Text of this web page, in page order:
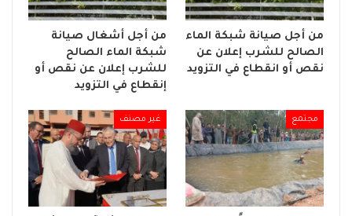
من أجل صيانة شبكة الماء
الصالح للشرب إعلان عن
نقص أو انقطاع في التزويد
من أجل أشغال صيانة
شبكة الماء الصالح
للشرب إعلان عن نقص أو
إنقطاع في التزويد
مجتمع غير مصنف